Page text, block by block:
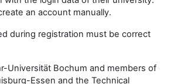
an account manually.
during registration must be correct
Universität Bochum and members of
Essen and the Technical